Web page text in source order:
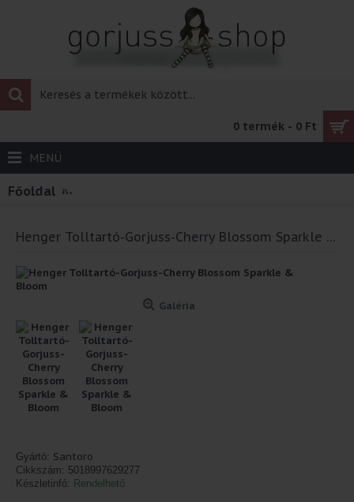
0 termék - 0 Ft
MENÜ
Főoldal Henger Tolltartó-Gorjuss-Cherry Blossom
Henger Tolltartó-Gorjuss-Cherry Blossom Sparkle & Bloom
Galéria
Gyártó: Santoro
Cikkszám: 5018997629277
Készletinfó: Rendelhető